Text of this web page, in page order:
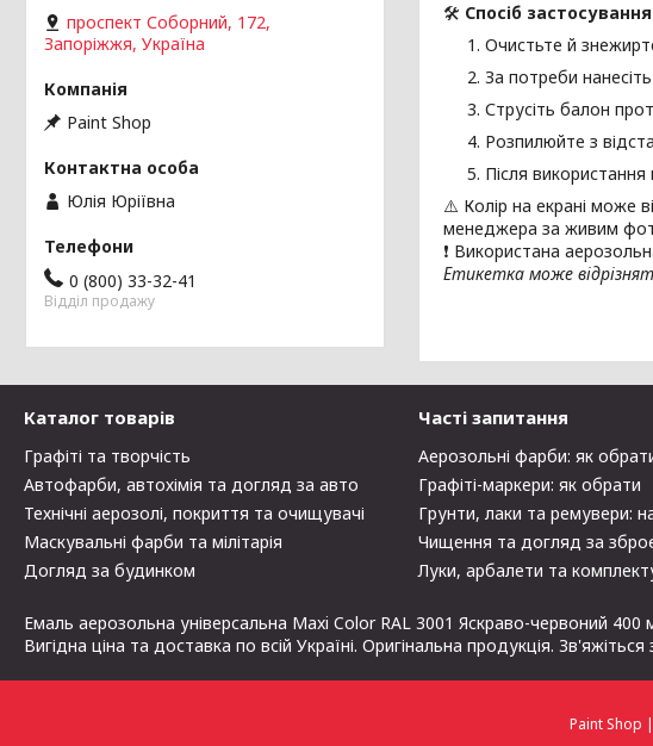
🛠 Спосіб
Очистьте й
За потреби
Струсіть балон
Розпилюйте з
Після
⚠️ Колір на екрані може
менеджера за живим
❗ Використана
Етикетка може
проспект Соборний, 172,
Запоріжжя, Україна
Paint Shop
Юлія Юріївна
0 (800) 33-32-41
Відділ продажу
Каталог товарів
Графіті та творчість
Автофарби, автохімія та догляд за авто
Технічні аерозолі, покриття та очищувачі
Маскувальні фарби та мілітарія
Догляд за будинком
Часті запитання
Аерозольні фарби: як
Графіті-маркери: як обрати
Грунти, лаки та ремувери:
Чищення та догляд за
Луки, арбалети та
Емаль аерозольна універсальна Maxi Color RAL 3001 Яcкраво-червоний
Вигідна ціна та доставка по всій Україні. Оригінальна продукція.
Paint Shop |